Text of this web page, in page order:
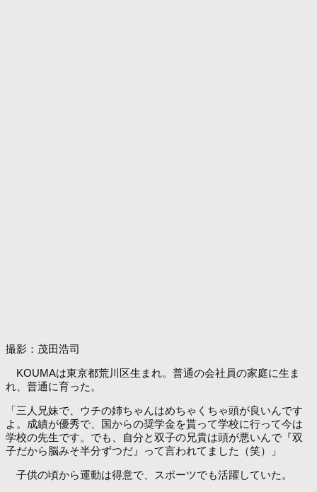
撮影：茂田浩司
KOUMAは東京都荒川区生まれ。普通の会社員の家庭に生ま
れ、普通に育った。
「三人兄妹で、ウチの姉ちゃんはめちゃくちゃ頭が良いんです
よ。成績が優秀で、国からの奨学金を貰って学校に行って今は
学校の先生です。でも、自分と双子の兄貴は頭が悪いんで『双
子だから脳みそ半分ずつだ』って言われてました（笑）」
子供の頃から運動は得意で、スポーツでも活躍していた。